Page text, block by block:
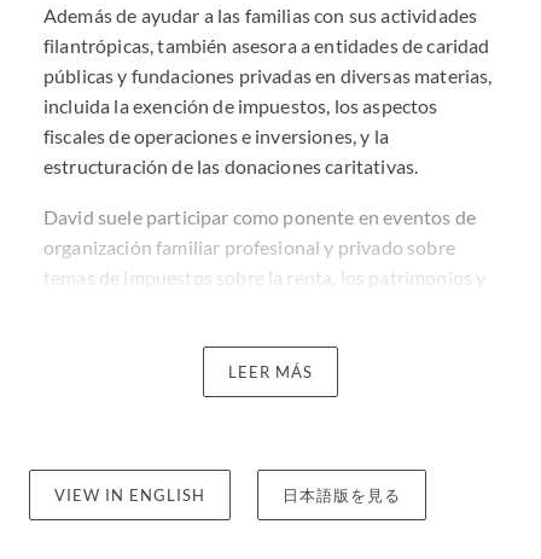
Además de ayudar a las familias con sus actividades
filantrópicas, también asesora a entidades de caridad
públicas y fundaciones privadas en diversas materias,
incluida la exención de impuestos, los aspectos
fiscales de operaciones e inversiones, y la
estructuración de las donaciones caritativas.
David suele participar como ponente en eventos de
organización familiar profesional y privado sobre
temas de impuestos sobre la renta, los patrimonios y
las donaciones caritativas. También ha escrito sobre
fiscalidad para varias publicaciones.
LEER MÁS
VIEW IN ENGLISH 日本語版を見る